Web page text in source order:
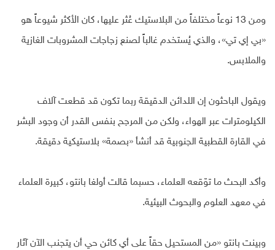
ومن 13 نوعاً مختلفاً من البلاستيك عُثر عليها، كان الأكثر شيوعاً هو
«بي إي تي»، والذي يُستخدم غالباً لصنع زجاجات المشروبات الغازية
والملابس.
ويقول الباحثون إن اللدائن الدقيقة ربما تكون قد قطعت آلاف
الكيلومترات عبر الهواء، ولكن من المرجح بنفس القدر أن وجود البشر
في القارة القطبية الجنوبية قد أنشأ «بصمة» بلاستيكية دقيقة.
وأكد البحث ما توّقعه العلماء، حسبما قالت أولغا بانتو، كبيرة العلماء
في معهد العلوم والبحوث البيئية.
وبينت بانتو «من المستحيل حقاً على أي كائن حي أن يتجنب الآن آثار